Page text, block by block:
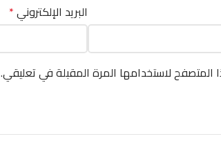
البريد الإلكتروني*
لاستخدامها المرة المقبلة في تعليقي.